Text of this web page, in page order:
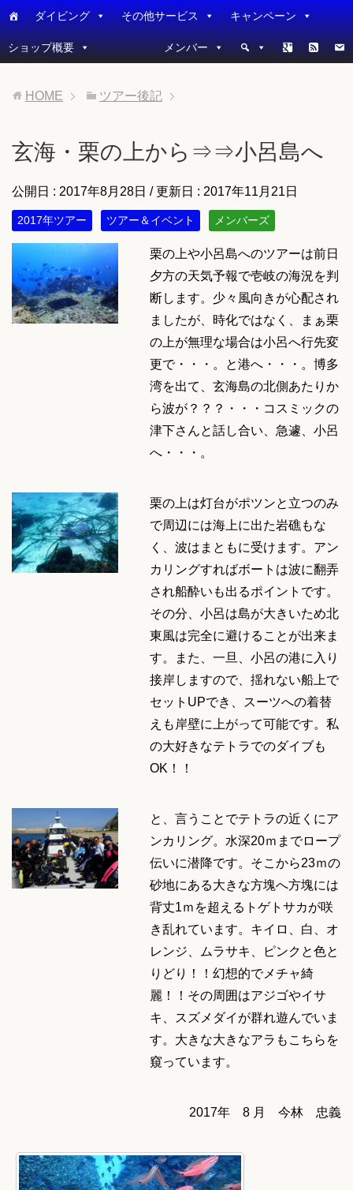
ダイビング その他サービス キャンペーン
ショップ概要 メンバー
HOME ツアー後記
玄海・栗の上から⇒⇒小呂島へ
公開日 : 2017年8月28日 / 更新日 : 2017年11月21日
2017年ツアー ツアー＆イベント メンバーズ
栗の上や小呂島へのツアーは前日
夕方の天気予報で壱岐の海況を判
断します。少々風向きが心配され
ましたが、時化ではなく、まぁ栗
の上が無理な場合は小呂へ行先変
更で・・・。と港へ・・・。博多
湾を出て、玄海島の北側あたりか
ら波が？？？・・・コスミックの
津下さんと話し合い、急遽、小呂
へ・・・。
栗の上は灯台がポツンと立つのみ
で周辺には海上に出た岩礁もな
く、波はまともに受けます。アン
カリングすればボートは波に翻弄
され船酔いも出るポイントです。
その分、小呂は島が大きいため北
東風は完全に避けることが出来ま
す。また、一旦、小呂の港に入り
接岸しますので、揺れない船上で
セットUPでき、スーツへの着替
えも岸壁に上がって可能です。私
の大好きなテトラでのダイブも
OK！！
と、言うことでテトラの近くにア
ンカリング。水深20ｍまでロープ
伝いに潜降です。そこから23ｍの
砂地にある大きな方塊へ方塊には
背丈1ｍを超えるトゲトサカが咲
き乱れています。キイロ、白、オ
レンジ、ムラサキ、ピンクと色と
りどり！！幻想的でメチャ綺
麗！！その周囲はアジゴやイサ
キ、スズメダイが群れ遊んでいま
す。大きな大きなアラもこちらを
窺っています。
2017年 8 月 今林 忠義